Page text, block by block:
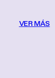
VER MÁS